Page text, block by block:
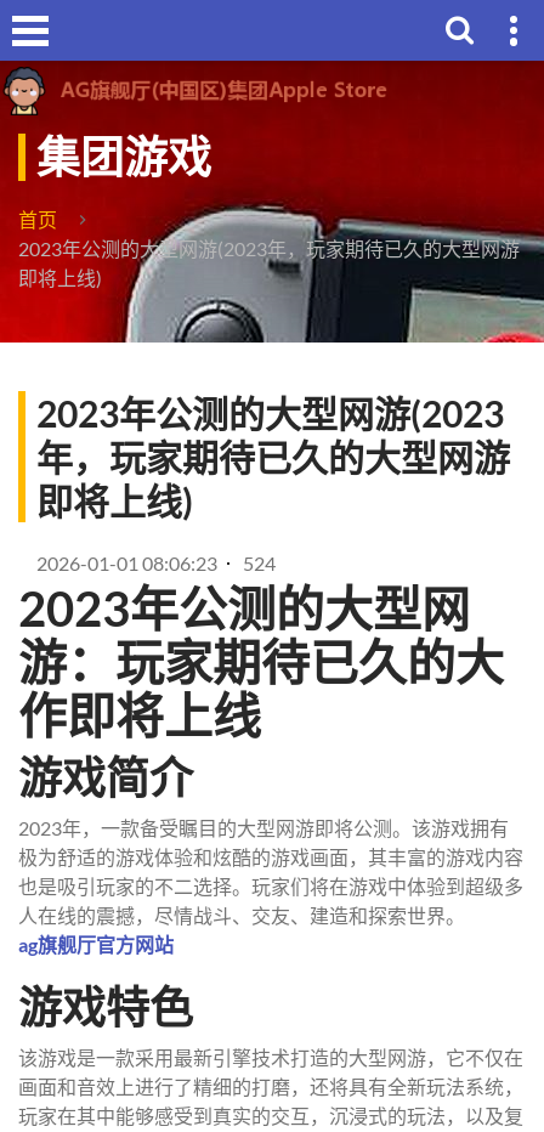
集团游戏
首页
2023年公测的大型网游(2023年，玩家期待已久的大型网游
即将上线)
2023年公测的大型网游(2023
年，玩家期待已久的大型网游
即将上线)
2026-01-01 08:06:23 524
2023年公测的大型网
游：玩家期待已久的大
作即将上线
游戏简介
2023年，一款备受瞩目的大型网游即将公测。该游戏拥有
极为舒适的游戏体验和炫酷的游戏画面，其丰富的游戏内容
也是吸引玩家的不二选择。玩家们将在游戏中体验到超级多
人在线的震撼，尽情战斗、交友、建造和探索世界。
ag旗舰厅官方网站
游戏特色
该游戏是一款采用最新引擎技术打造的大型网游，它不仅在
画面和音效上进行了精细的打磨，还将具有全新玩法系统，
玩家在其中能够感受到真实的交互，沉浸式的玩法，以及复